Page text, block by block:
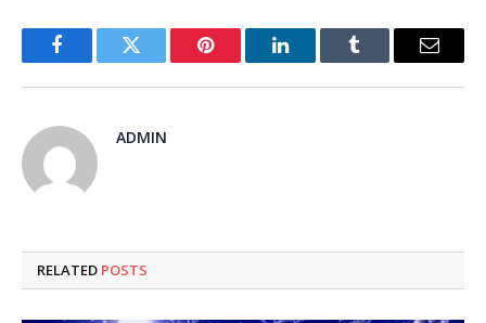
FacebookTwitter Pinterest LinkedInTumblr Email
ADMIN
RELATED POSTS